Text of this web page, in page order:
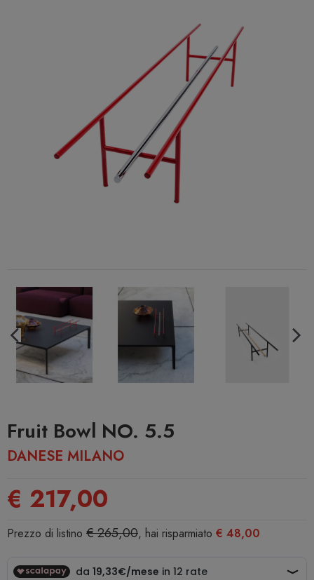
Fruit Bowl NO. 5.5
DANESE MILANO
€ 217,00
Prezzo di listino € 265,00, hai risparmiato € 48,00